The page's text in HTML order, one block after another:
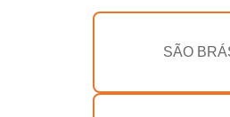
SÃO